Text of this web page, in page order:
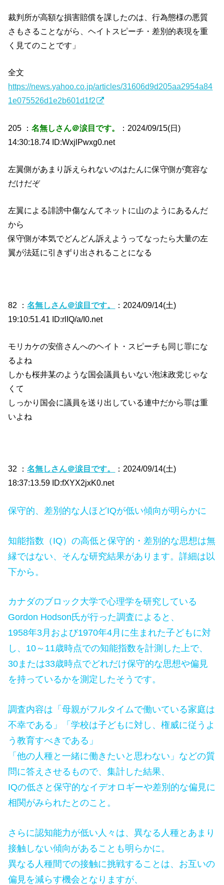
裁判所が高額な損害賠償を課したのは、行為態様の悪質
さもさることながら、ヘイトスピーチ・差別的表現を重
く見てのことです」
全文
https://news.yahoo.co.jp/articles/31606d9d205aa2954a84
1e075526d1e2b601d1f2
205 ：名無しさん＠涙目です。
：2024/09/15(日)
14:30:18.74 ID:WxjlPwxg0.net
左翼側があまり訴えられないのはたんに保守側が寛容な
だけだぞ
左翼による誹謗中傷なんてネットに山のようにあるんだ
から
保守側が本気でどんどん訴えようってなったら大量の左
翼が法廷に引きずり出されることになる
82 ：名無しさん＠涙目です。
：2024/09/14(土)
19:10:51.41 ID:rlIQ/a/I0.net
モリカケの安倍さんへのヘイト・スピーチも同じ罪にな
るよね
しかも桜井某のような国会議員もいない泡沫政党じゃな
くて
しっかり国会に議員を送り出している連中だから罪は重
いよね
32 ：名無しさん＠涙目です。
：2024/09/14(土)
18:37:13.59 ID:fXYX2jxK0.net
保守的、差別的な人ほどIQが低い傾向が明らかに
知能指数（IQ）の高低と保守的・差別的な思想は無
縁ではない、そんな研究結果があります。詳細は以
下から。
カナダのブロック大学で心理学を研究している
Gordon Hodson氏が行った調査によると、
1958年3月および1970年4月に生まれた子どもに対
し、10～11歳時点での知能指数を計測した上で、
30または33歳時点でどれだけ保守的な思想や偏見
を持っているかを測定したそうです。
調査内容は「母親がフルタイムで働いている家庭は
不幸である」「学校は子どもに対し、権威に従うよ
う教育すべきである」
「他の人種と一緒に働きたいと思わない」などの質
問に答えさせるもので、集計した結果、
IQの低さと保守的なイデオロギーや差別的な偏見に
相関がみられたとのこと。
さらに認知能力が低い人々は、異なる人種とあまり
接触しない傾向があることも明らかに。
異なる人種間での接触に挑戦することは、お互いの
偏見を減らす機会となりますが、